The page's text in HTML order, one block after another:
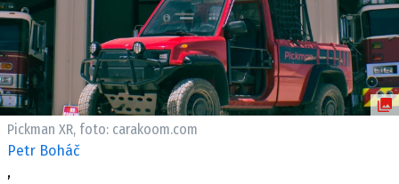
EKONOMIKA
ČESKÝ TRH
TUNING
PROFI
ELEKTRO
Pickman XR, foto: carakoom.com
Petr Boháč
,